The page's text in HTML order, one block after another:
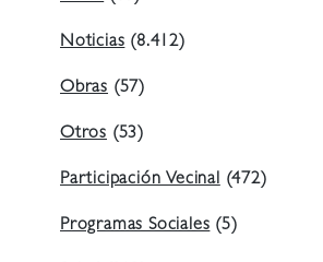
Noticias(8.412)
Obras (57)
Otros (53)
Participación Vecinal(472)
Programas Sociales(5)